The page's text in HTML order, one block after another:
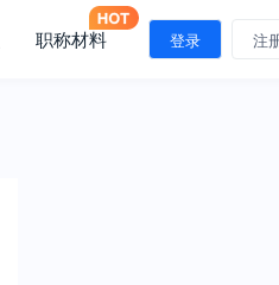
职称材料 登录 注